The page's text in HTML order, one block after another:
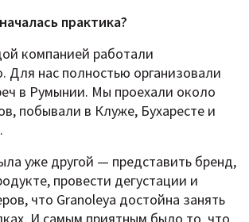
практика?
компанией работали
Для нас полностью организовали
в Румынии. Мы проехали около
побывали в Клуже, Бухаресте и
уже другой — представить бренд,
провести дегустации и
что Granoleya достойна занять
И самым приятным было то, что